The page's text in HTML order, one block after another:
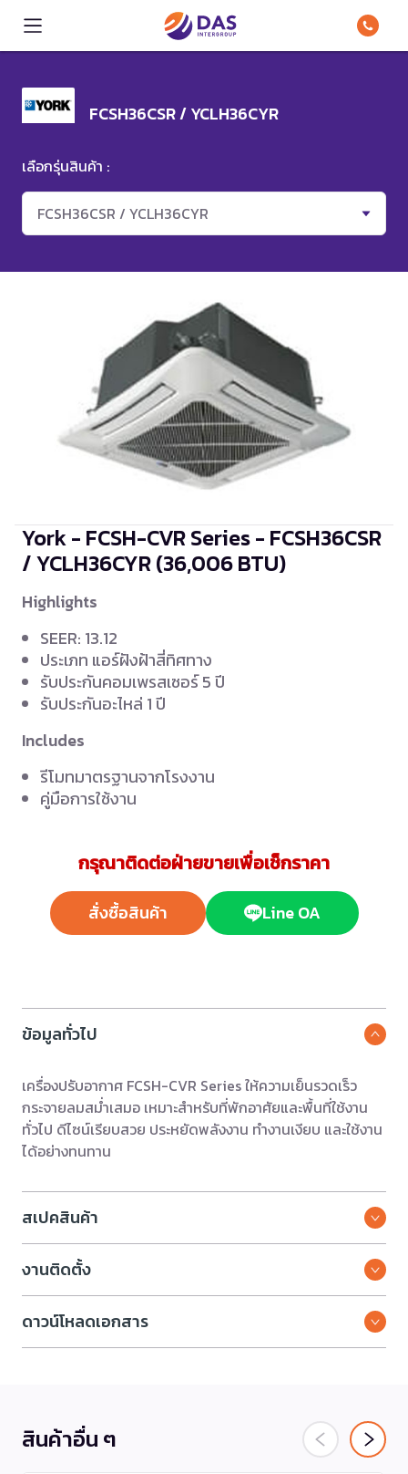
FCSH36CSR / YCLH36CYR
เลือกรุ่นสินค้า :
FCSH36CSR / YCLH36CYR
York - FCSH-CVR Series - FCSH36CSR
/ YCLH36CYR(36,006 BTU)
Highlights
SEER: 13.12
ประเภท แอร์ฝังฝ้าสี่ทิศทาง
รับประกันคอมเพรสเซอร์ 5 ปี
รับประกันอะไหล่ 1 ปี
Includes
รีโมทมาตรฐานจากโรงงาน
คู่มือการใช้งาน
กรุณาติดต่อฝ่ายขายเพื่อเช็กราคา
สั่งซื้อสินค้า Line OA
ข้อมูลทั่วไป
เครื่องปรับอากาศ FCSH-CVR Series ให้ความเย็นรวดเร็ว
กระจายลมสม่ำเสมอ เหมาะสำหรับที่พักอาศัยและพื้นที่ใช้งาน
ทั่วไป ดีไซน์เรียบสวย ประหยัดพลังงาน ทำงานเงียบ และใช้งาน
ได้อย่างทนทาน
สเปคสินค้า
งานติดตั้ง
ดาวน์โหลดเอกสาร
สินค้าอื่น ๆ